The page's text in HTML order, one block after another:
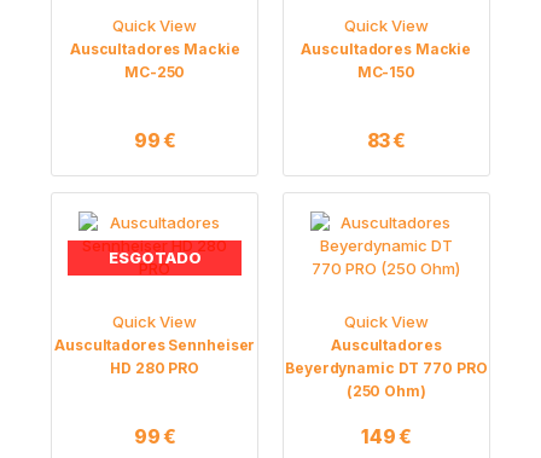
Quick View
Auscultadores Mackie
MC-250
99€
Quick View
Auscultadores Mackie
MC-150
83€
ESGOTADO
Quick View
Auscultadores Sennheiser
HD 280 PRO
99€
Quick View
Auscultadores
Beyerdynamic DT 770 PRO
(250 Ohm)
149€